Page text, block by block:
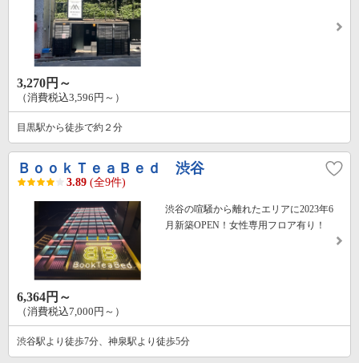
3,270円～
（消費税込3,596円～）
目黒駅から徒歩で約２分
ＢｏｏｋＴｅａＢｅｄ 渋谷
3.89 (全9件)
渋谷の喧騒から離れたエリアに2023年6
月新築OPEN！女性専用フロア有り！
6,364円～
（消費税込7,000円～）
渋谷駅より徒歩7分、神泉駅より徒歩5分